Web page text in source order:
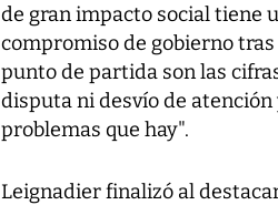
de gran impacto social tiene
compromiso de gobierno
punto de partida son las
disputa ni desvío de
problemas que hay".
Leignadier finalizó al